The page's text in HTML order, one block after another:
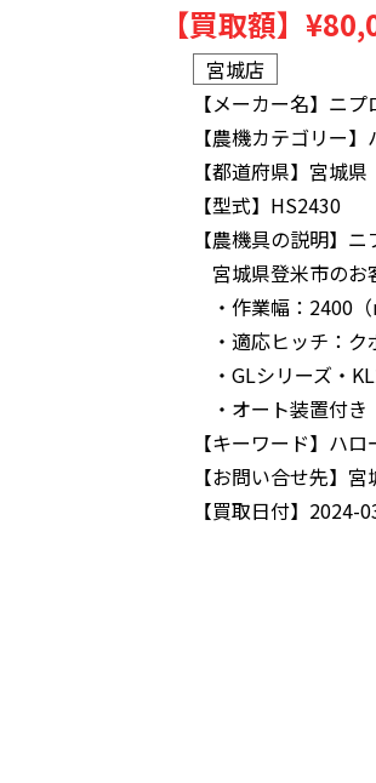
【買取額】
宮城店
【メーカー名】 ニプ
【農機カテゴリー】
【都道府県】 宮城県
【型式】 HS2430
【農機具の説明】 ニ
宮城県登米市のお
・作業幅：2400（
・適応ヒッチ：ク
・GLシリーズ・
・オート装置付き
【キーワード】 ハロ
【お問い合せ先】 宮
【買取日付】 2024-